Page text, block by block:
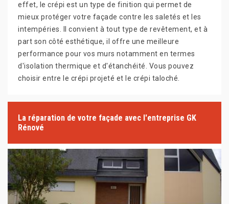
effet, le crépi est un type de finition qui permet de
mieux protéger votre façade contre les saletés et les
intempéries. Il convient à tout type de revêtement, et à
part son côté esthétique, il offre une meilleure
performance pour vos murs notamment en termes
d'isolation thermique et d'étanchéité. Vous pouvez
choisir entre le crépi projeté et le crépi taloché.
La réparation de votre façade avec l'entreprise GK
Rénové